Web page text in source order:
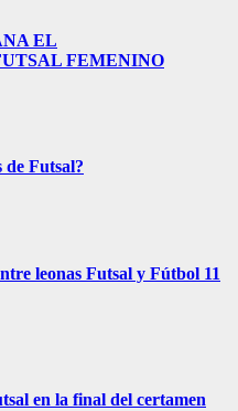
EL
FEMENINO
de Futsal?
leonas Futsal y Fútbol 11
en la final del certamen